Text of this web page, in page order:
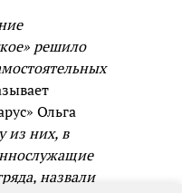
решило
Ольга
из них, в
назвали